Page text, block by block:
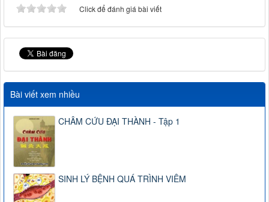
Click để đánh giá bài viết
Bài viết xem nhiều
CHÂM CỨU ĐẠI THÀNH - Tập 1
SINH LÝ BỆNH QUÁ TRÌNH VIÊM